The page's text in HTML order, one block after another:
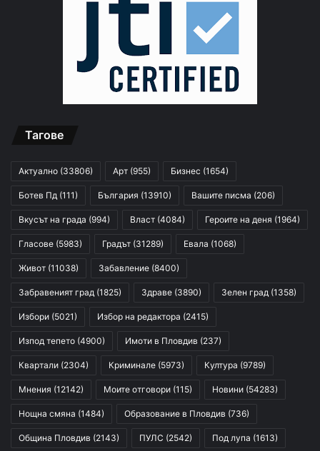
Тагове
Актуално (33806) Арт (955) Бизнес (1654)
Ботев Пд (111) България (13910) Вашите писма (206)
Вкусът на града (994) Власт (4084) Героите на деня (1964)
Гласове (5983) Градът (31289) Евала (1068)
Живот (11038) Забавление (8400)
Забравеният град (1825) Здраве (3890) Зелен град (1358)
Избори (5021) Избор на редактора (2415)
Изпод тепето (4900) Имоти в Пловдив (237)
Квартали (2304) Криминале (5973) Култура (9789)
Мнения (12142) Моите отговори (115) Новини (54283)
Нощна смяна (1484) Образование в Пловдив (736)
Община Пловдив (2143) ПУЛС (2542) Под лупа (1613)